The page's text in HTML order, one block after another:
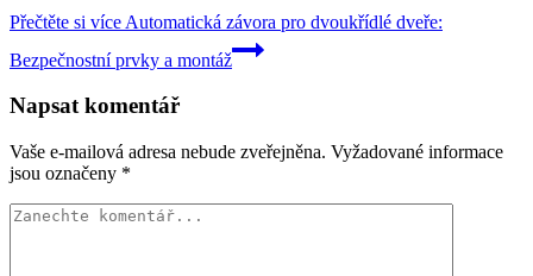
Přečtěte si více Automatická závora pro dvoukřídlé dveře:
Bezpečnostní prvky a montáž
Napsat komentář
Vaše e-mailová adresa nebude zveřejněna. Vyžadované informace
jsou označeny *